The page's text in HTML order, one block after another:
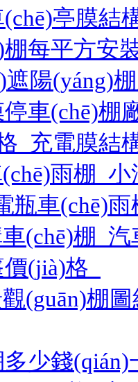
亭膜結
棚每平方安
遮陽(yáng)
車(chē)棚
_充電膜結
雨棚_
瓶車(chē)
(chē)棚_
(jià)格_
(guān)棚
少錢